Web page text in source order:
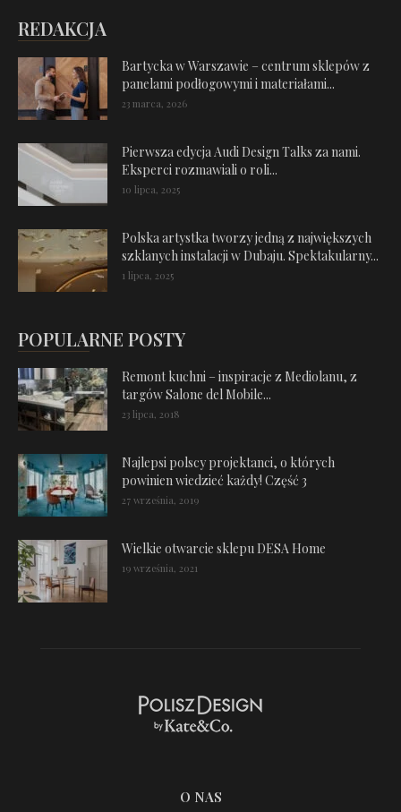
REDAKCJA
Bartycka w Warszawie – centrum sklepów z
panelami podłogowymi i materiałami...
23 marca, 2026
Pierwsza edycja Audi Design Talks za nami.
Eksperci rozmawiali o roli...
10 lipca, 2025
Polska artystka tworzy jedną z największych
szklanych instalacji w Dubaju. Spektakularny...
1 lipca, 2025
POPULARNE POSTY
Remont kuchni – inspiracje z Mediolanu, z
targów Salone del Mobile...
23 lipca, 2018
Najlepsi polscy projektanci, o których
powinien wiedzieć każdy! Część 3
27 września, 2019
Wielkie otwarcie sklepu DESA Home
19 września, 2021
O NAS